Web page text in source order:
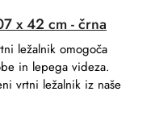
x 42 cm - črna
ležalnik omogoča
in lepega videza.
vrtni ležalnik iz naše